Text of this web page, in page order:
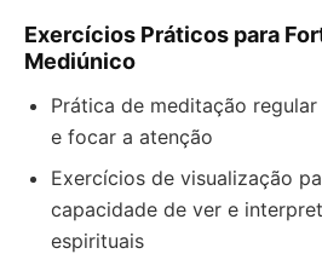
Exercícios Práticos para
Mediúnico
Prática de meditação
e focar a atenção
Exercícios de visualização
capacidade de ver e
espirituais